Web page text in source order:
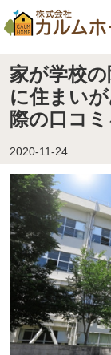
家が学校
に住まい
際の口コ
2020-11-24